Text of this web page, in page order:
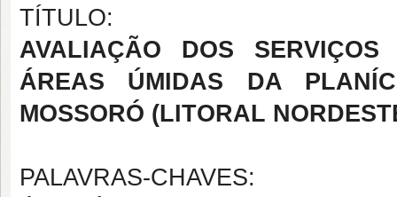
TÍTULO:
AVALIAÇÃO DOS SERVIÇOS
ÁREAS ÚMIDAS DA
MOSSORÓ (LITORAL
PALAVRAS-CHAVES: